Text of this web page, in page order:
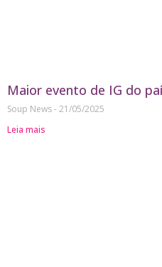
Maior evento de IG do
Soup News 21/05/2025
Leia mais